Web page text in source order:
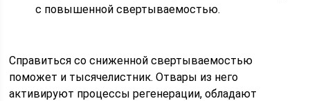
с повышенной свертываемостью.
Справиться со сниженной свертываемостью
поможет и тысячелистник. Отвары из него
активируют процессы регенерации, обладают